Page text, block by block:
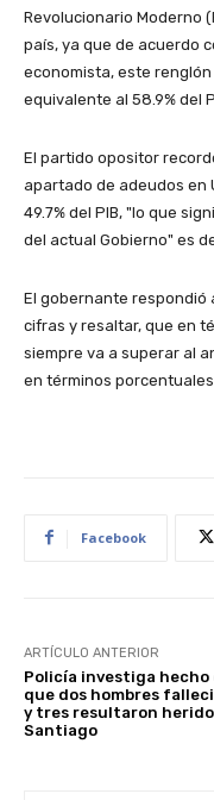
Revolucionario Moderno
país, ya que de acuerdo
economista, este renglón
equivalente al 58.9% del
El partido opositor
apartado de adeudos en
49.7% del PIB, "lo que
del actual Gobierno" es
El gobernante respondió
cifras y resaltar, que en
siempre va a superar al
en términos porcentuales.
Facebook
ARTÍCULO ANTERIOR
Policía investiga hecho
que dos hombres
y tres resultaron
Santiago